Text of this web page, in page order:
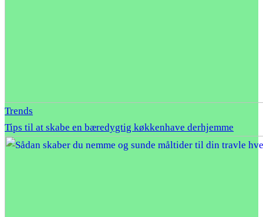
Trends
Tips til at skabe en bæredygtig køkkenhave derhjemme